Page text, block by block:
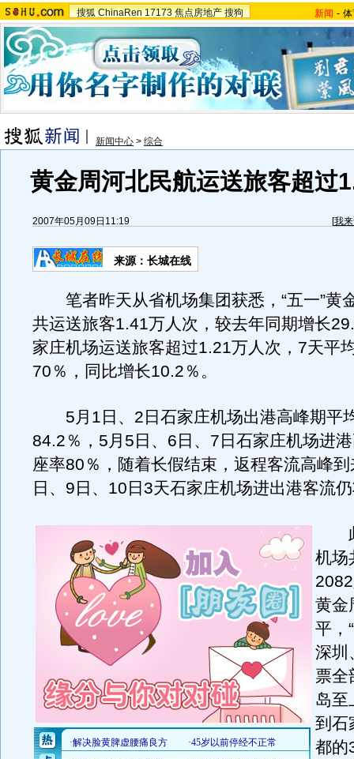
搜狐 ChinaRen 17173 焦点房地产 搜狗 新闻 -
新闻中心 > 综合
黄金周河北民航运送旅客超过
2007年05月09日11:19 [我
来源：长城在线
笔者昨天从省机场集团获悉，“五一”黄
共运送旅客1.41万人次，较去年同期增长
家庄机场运送旅客超过1.21万人次，7天平
70％，同比增长10.2％。
5月1日、2日石家庄机场出港高峰期平
84.2％，5月5日、6日、7日石家庄机场进
座率80％，随着长假结束，返程客流高峰
日、9日、10日3天石家庄机场进出港客流
此
机场
黄金
平，
深圳
票全
岛至
到石
都的